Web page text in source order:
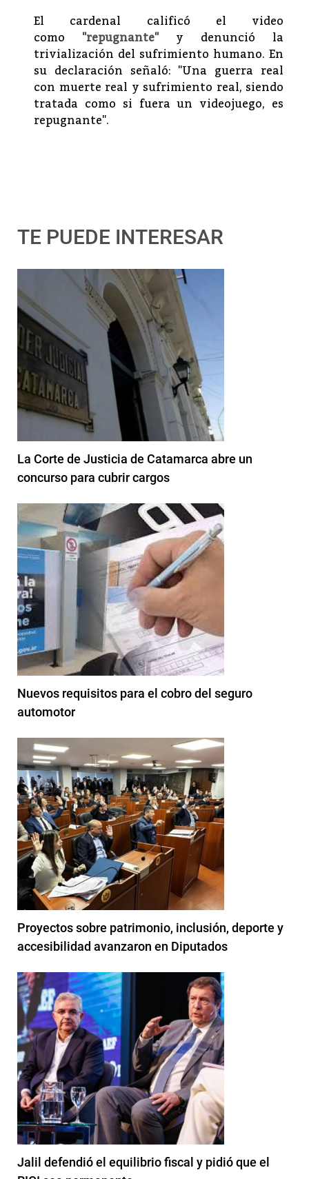
El cardenal calificó el video
como "repugnante" y denunció la
trivialización del sufrimiento humano. En
su declaración señaló: "Una guerra real
con muerte real y sufrimiento real, siendo
tratada como si fuera un videojuego, es
repugnante".
TE PUEDE INTERESAR
La Corte de Justicia de Catamarca abre un
concurso para cubrir cargos
Nuevos requisitos para el cobro del seguro
automotor
Proyectos sobre patrimonio, inclusión, deporte y
accesibilidad avanzaron en Diputados
Jalil defendió el equilibrio fiscal y pidió que el